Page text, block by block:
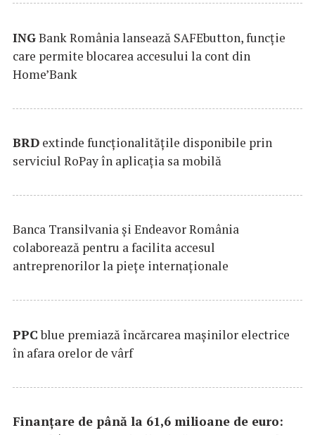
INGBank România lansează SAFEbutton, funcţie
care permite blocarea accesului la cont din
Home’Bank
BRD extinde funcţionalităţile disponibile prin
serviciul RoPay în aplicaţia sa mobilă
Banca Transilvania şi Endeavor România
colaborează pentru a facilita accesul
antreprenorilor la pieţe internaţionale
PPCblue premiază încărcarea maşinilor electrice
în afara orelor de vârf
Finanțare de până la 61,6 milioane de euro: